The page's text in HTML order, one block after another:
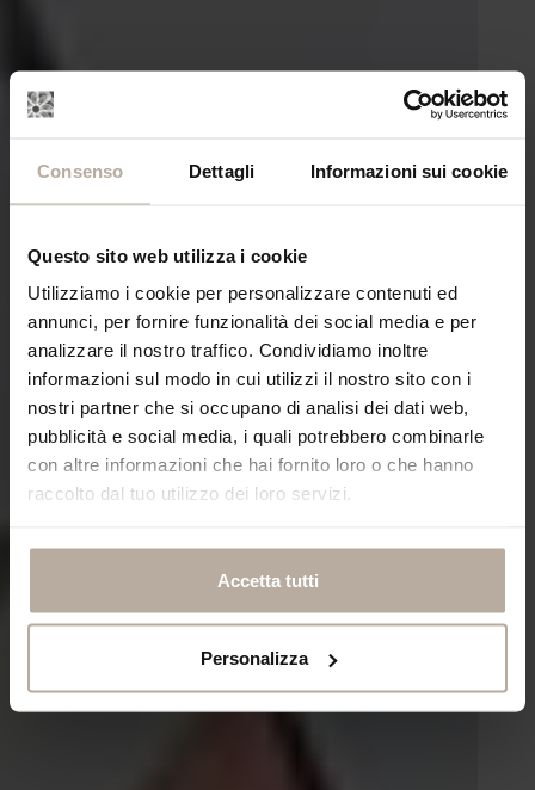
Consenso Dettagli Informazioni sui cookie
Questo sito web utilizza i cookie
Utilizziamo i cookie per personalizzare contenuti ed
annunci, per fornire funzionalità dei social media e per
analizzare il nostro traffico. Condividiamo inoltre
informazioni sul modo in cui utilizzi il nostro sito con i
nostri partner che si occupano di analisi dei dati web,
pubblicità e social media, i quali potrebbero combinarle
con altre informazioni che hai fornito loro o che hanno
raccolto dal tuo utilizzo dei loro servizi.
Accetta tutti
Personalizza